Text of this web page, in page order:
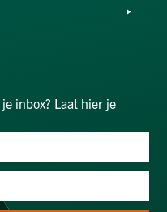
inbox? Laat hier je